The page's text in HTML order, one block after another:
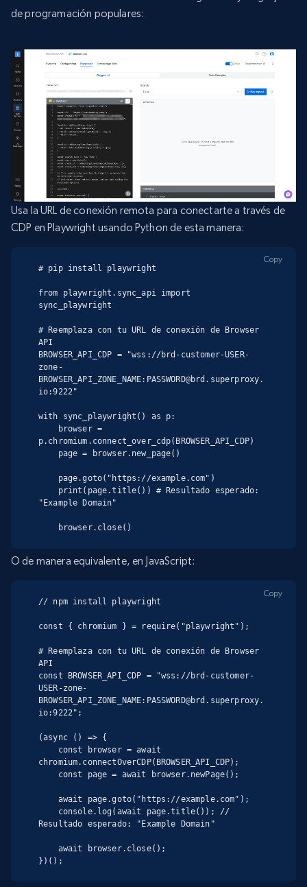
de programación populares:
Usa la URL de conexión remota para conectarte a través de
CDP en Playwright usando Python de esta manera:
# pip install playwright
from playwright.sync_api import
sync_playwright
# Reemplaza con tu URL de conexión de Browser
API
BROWSER_API_CDP = "wss://brd-customer-USER-
zone-
BROWSER_API_ZONE_NAME:PASSWORD@brd.superproxy.
io:9222"
with sync_playwright() as p:
p.chromium.connect_over_cdp(BROWSER_API_CDP)
"Example Domain"
    browser.close()
Copy
O de manera equivalente, en JavaScript:
// npm install playwright
const { chromium } = require("playwright");
# Reemplaza con tu URL de conexión de Browser
API
const BROWSER_API_CDP = "wss://brd-customer-
USER-zone-
BROWSER_API_ZONE_NAME:PASSWORD@brd.superproxy.
io:9222";
(async () => {
chromium.connectOverCDP(BROWSER_API_CDP);
Resultado esperado: "Example Domain"
})();
Copy